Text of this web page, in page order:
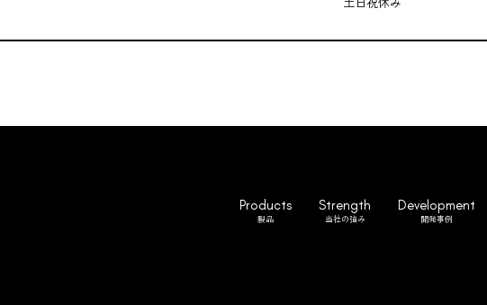
Products
製品
Strength
当社の強み
Development
開発事例